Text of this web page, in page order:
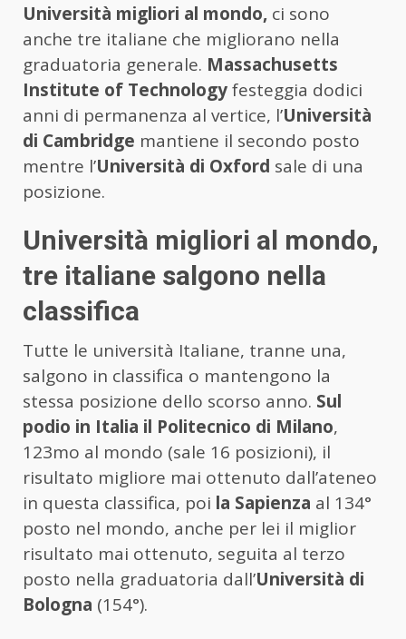
Università migliori al mondo, ci sono
anche tre italiane che migliorano nella
graduatoria generale. Massachusetts
Institute of Technologyfesteggia dodici
anni di permanenza al vertice, l’Università
di Cambridge mantiene il secondo posto
mentre l’Università di Oxford sale di una
posizione.
Università migliori al mondo,
tre italiane salgono nella
classifica
Tutte le università Italiane, tranne una,
salgono in classifica o mantengono la
stessa posizione dello scorso anno. Sul
podio in Italia il Politecnico di Milano,
123mo al mondo (sale 16 posizioni), il
risultato migliore mai ottenuto dall’ateneo
in questa classifica, poi la Sapienza al 134°
posto nel mondo, anche per lei il miglior
risultato mai ottenuto, seguita al terzo
posto nella graduatoria dall’Università di
Bologna (154°).